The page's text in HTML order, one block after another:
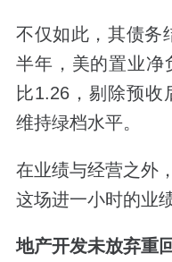
不仅如此，其债务
半年，美的置业净
比1.26，剔除预收
维持绿档水平。
在业绩与经营之外
这场进一小时的业
地产开发未放弃重